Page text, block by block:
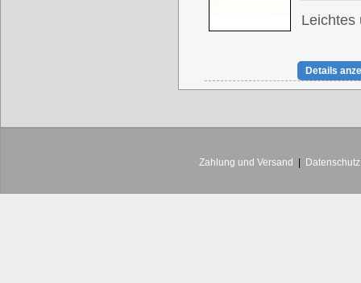
Leichtes
Details
Zahlung und Versand Datenschutz